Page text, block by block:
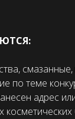
смазанные,
по теме
адрес